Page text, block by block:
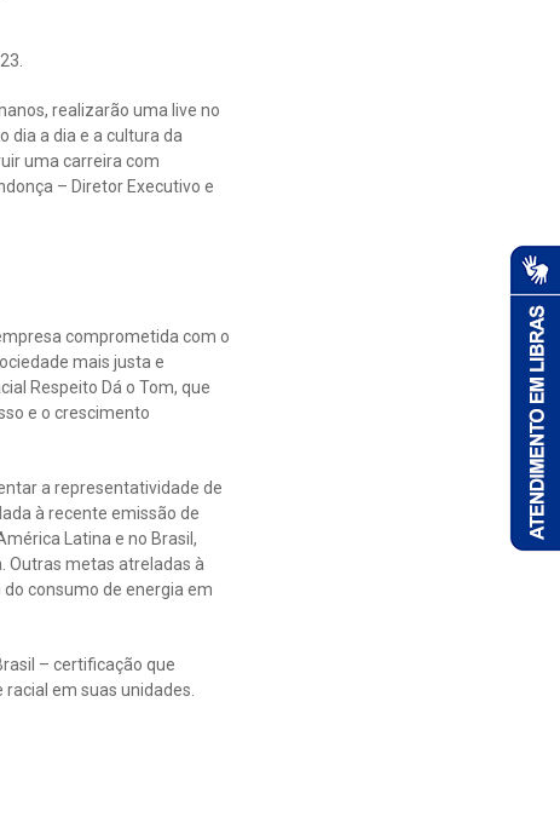
realizarão uma live no
dia a dia e a cultura da
uma carreira com
– Diretor Executivo e
comprometida com o
mais justa e
Respeito Dá o Tom, que
e o crescimento
a representatividade de
à recente emissão de
Latina e no Brasil,
Outras metas atreladas à
consumo de energia em
– certificação que
em suas unidades.